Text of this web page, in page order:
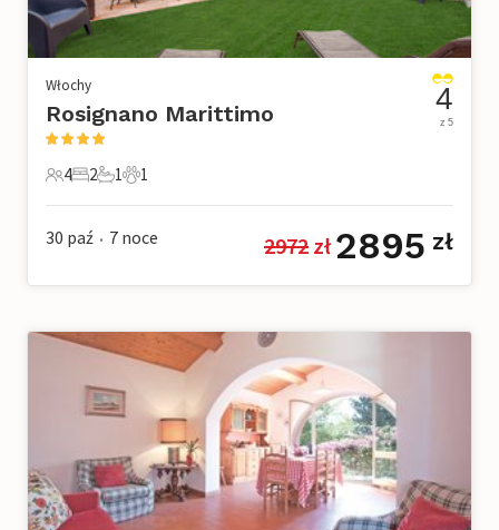
Włochy
Rosignano Marittimo
4 Goście
4
2 Sypialnie
2
1 Łazienka
1
1 Zwierzę domowe
1
4
z 5
30 paź • 7 noce 2972 zł 2895 zł